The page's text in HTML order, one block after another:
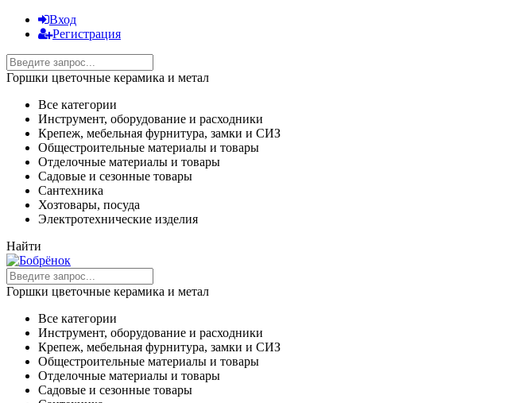
Вход
Регистрация
Горшки цветочные керамика и метал
Все категории
Инструмент, оборудование и расходники
Крепеж, мебельная фурнитура, замки и СИЗ
Общестроительные материалы и товары
Отделочные материалы и товары
Садовые и сезонные товары
Сантехника
Хозтовары, посуда
Электротехнические изделия
Найти
Горшки цветочные керамика и метал
Все категории
Инструмент, оборудование и расходники
Крепеж, мебельная фурнитура, замки и СИЗ
Общестроительные материалы и товары
Отделочные материалы и товары
Садовые и сезонные товары